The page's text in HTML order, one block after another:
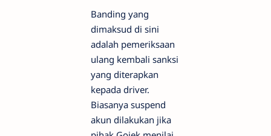
Banding yang
dimaksud di sini
adalah pemeriksaan
ulang kembali sanksi
yang diterapkan
kepada driver.
Biasanya suspend
akun dilakukan jika